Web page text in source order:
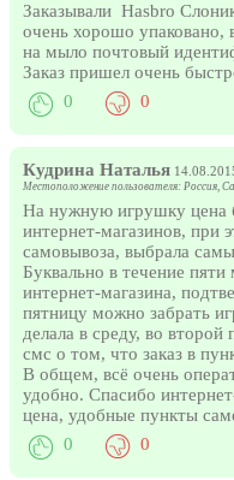
Заказывали Hasbro
очень хорошо упаковано,
на мыло почтовый
Заказ пришел очень
0 0
Кудрина Наталья
Местоположение пользователя: Россия,
На нужную игрушку цена
интернет-магазинов, при
самовывоза, выбрала
Буквально в течение
интернет-магазина,
пятницу можно забрать
делала в среду, во
смс о том, что заказ в
В общем, всё очень
удобно. Спасибо
цена, удобные пункты
0 0